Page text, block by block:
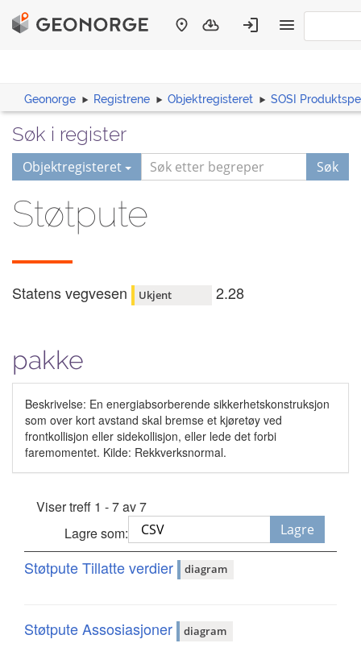
Geonorge Registrene Objektregisteret SOSI
Søk i register
Objektregisteret Søk
Støtpute
Statens vegvesen Ukjent 2.28
pakke
Beskrivelse: En energiabsorberende sikkerhetskonstruksjon
som over kort avstand skal bremse et kjøretøy ved
frontkollisjon eller sidekollisjon, eller lede det forbi
faremomentet. Kilde: Rekkverksnormal.
Viser treff 1 - 7 av 7
Lagre som:
Lagre
Støtpute Tillatte verdier diagram
Støtpute Assosiasjoner diagram